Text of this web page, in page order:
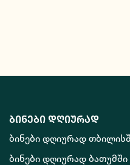
ბინები დღიურად
ბინები დღიურად
ბინები დღიურად ბათუმში